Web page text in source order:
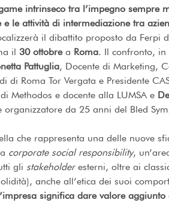
intrinseco tra l’impegno sempre
e le attività di intermediazione tra
il dibattito proposto da Ferpi
il 30 ottobrea Roma. Il confronto, in
Pattuglia, Docente di Marketing,
di Roma Tor Vergata e Presidente
Methodos e docente alla LUMSA e
organizzatore da 25 anni del Bled
che rappresenta una delle nuove
corporate social responsibility,
gli stakeholderesterni, oltre ai
anche all’etica dei suoi
significa dare valore